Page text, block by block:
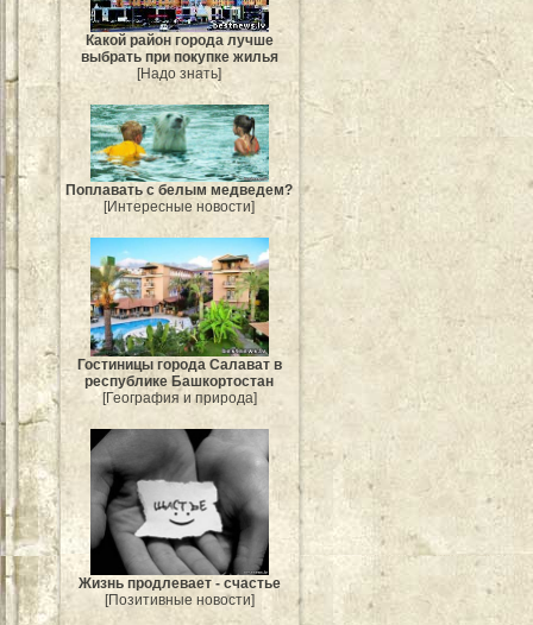
Какой район города лучше
выбрать при покупке жилья
[Надо знать]
Поплавать с белым медведем?
[Интересные новости]
Гостиницы города Салават в
республике Башкортостан
[География и природа]
Жизнь продлевает - счастье
[Позитивные новости]